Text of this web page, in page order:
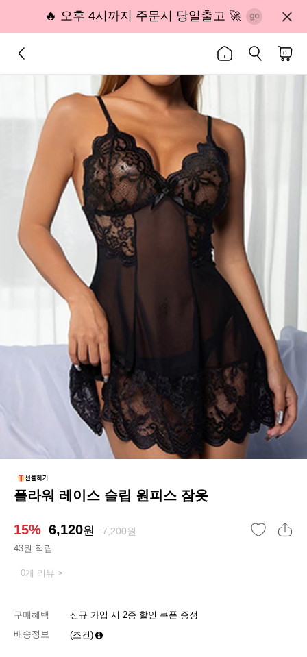
🔥 오후 4시까지 주문시 당일출고 🚀
0
플라워 레이스 슬립 원피스 잠옷
15% 6,120원 7,200원
43원 적립
0개 리뷰 >
구매혜택
신규 가입 시 2종 할인 쿠폰 증정
배송정보
(조건)